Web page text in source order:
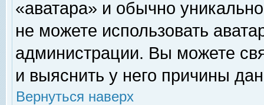
«аватара» и обычно
не можете использовать
администрации. Вы можете
и выяснить у него причины
Вернуться наверх